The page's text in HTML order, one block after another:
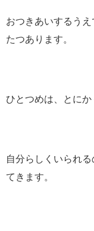
おつきあいするう
たつあります。
ひとつめは、とにか
自分らしくいられ
てきます。